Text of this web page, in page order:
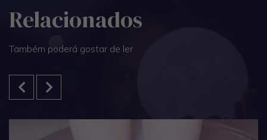
Relacionados
Também poderá gostar de ler